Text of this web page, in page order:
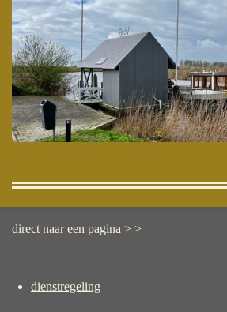
direct naar een pagina > >
dienstregeling